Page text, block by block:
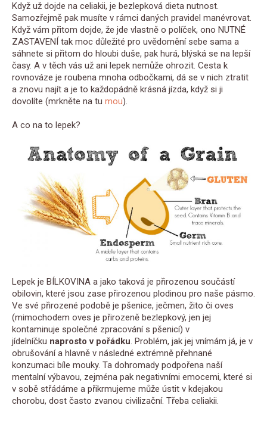
Když už dojde na celiakii, je bezlepková dieta nutnost.
Samozřejmě pak musíte v rámci daných pravidel manévrovat.
Když vám přitom dojde, že jde vlastně o políček, ono NUTNÉ
ZASTAVENÍ tak moc důležité pro uvědomění sebe sama a
sáhnete si přitom do hloubi duše, pak hurá, blýská se na lepší
časy. A v těch vás už ani lepek nemůže ohrozit. Cesta k
rovnováze je roubena mnoha odbočkami, dá se v nich ztratit
a znovu najít a je to každopádně krásná jízda, když si ji
dovolíte (mrkněte na tu mou).
A co na to lepek?
Lepek je BÍLKOVINA a jako taková je přirozenou součástí
obilovin, které jsou zase přirozenou plodinou pro naše pásmo.
Ve své přirozené podobě je pšenice, ječmen, žito či oves
(mimochodem oves je přirozeně bezlepkový, jen jej
kontaminuje společné zpracování s pšenicí) v
jídelníčku naprosto v pořádku. Problém, jak jej vnímám já, je v
obrušování a hlavně v následné extrémně přehnané
konzumaci bíle mouky. Ta dohromady podpořena naší
mentalní výbavou, zejména pak negativními emocemi, které si
v sobě střádáme a přikrmujeme může ústit v kdejakou
chorobu, dost často zvanou civilizační. Třeba celiakii.